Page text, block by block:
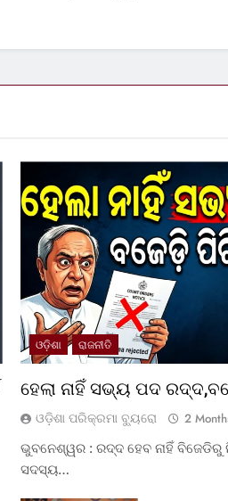
ଓଡ଼ିଶା ରାଜନୀତି
ହେଲା ନାହିଁ ସଭ୍ୟ ପଦ
ଓଡ଼ିଶା ପରିକ୍ରମା ବ୍ୟୁରୋ 2
ଭୁବନେଶ୍ୱର : ରଦ୍ଦ ହେବ ନାହିଁ
ସଦସ୍ୟ…